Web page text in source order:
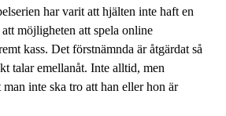
har varit att hjälten inte haft en
möjligheten att spela online
kass. Det förstnämnda är åtgärdat så
talar emellanåt. Inte alltid, men
inte ska tro att han eller hon är